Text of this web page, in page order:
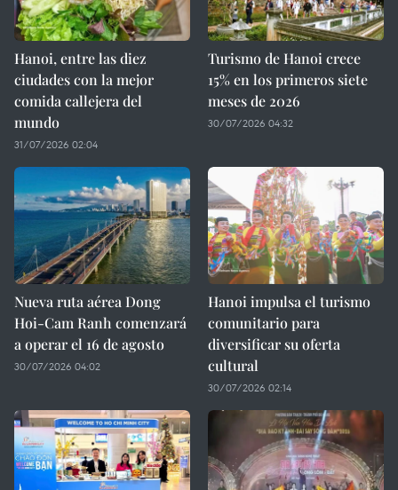
Hanoi, entre las diez
ciudades con la mejor
comida callejera del
mundo
31/07/2026 02:04
Turismo de Hanoi crece
15% en los primeros siete
meses de 2026
30/07/2026 04:32
Nueva ruta aérea Dong
Hoi-Cam Ranh comenzará
a operar el 16 de agosto
30/07/2026 04:02
Hanoi impulsa el turismo
comunitario para
diversificar su oferta
cultural
30/07/2026 02:14